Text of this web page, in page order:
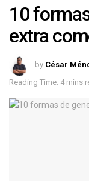
10
extra
by César
Reading Time: 4 mins